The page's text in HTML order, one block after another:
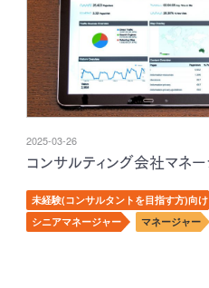
2025-03-26
コンサルティング会社マネ
未経験(コンサルタントを目指す方)向け
シニアマネージャー
マネージャー